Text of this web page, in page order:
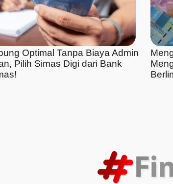
Optimal Tanpa Biaya Admin
Pilih Simas Digi dari Bank